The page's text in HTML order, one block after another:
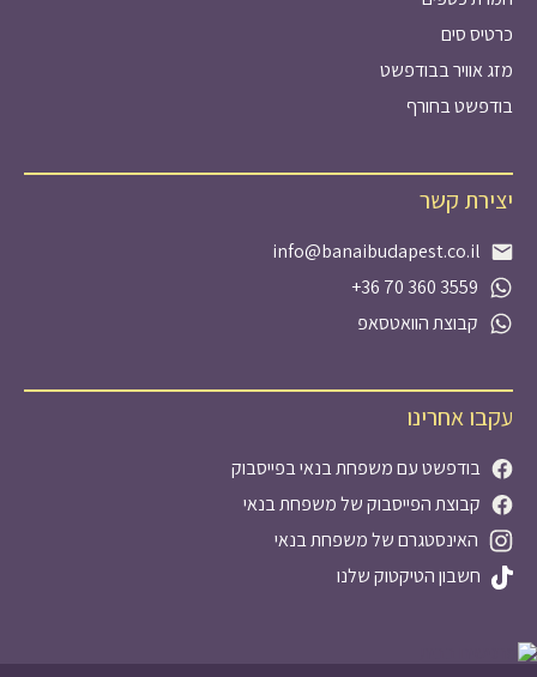
כרטיס סים
מזג אוויר בבודפשט
בודפשט בחורף
יצירת קשר
info@banaibudapest.co.il
+36 70 360 3559
קבוצת הוואטסאפ
עקבו אחרינו
בודפשט עם משפחת בנאי בפייסבוק
קבוצת הפייסבוק של משפחת בנאי
האינסטגרם של משפחת בנאי
חשבון הטיקטוק שלנו